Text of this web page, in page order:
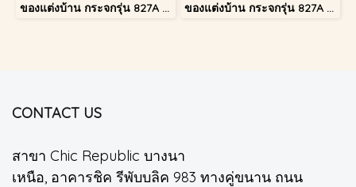
ของแต่งบ้าน กระจกรุ่น 827A สีเงินโบราณ ของแต่งบ้าน กระจกรุ่น 827A สีทองโบราณ
CONTACT US
สาขา Chic Republic บางนา
เหนือ, อาคารชิค รีพับบลิค 983 ทางคู่ขนาน ถนน